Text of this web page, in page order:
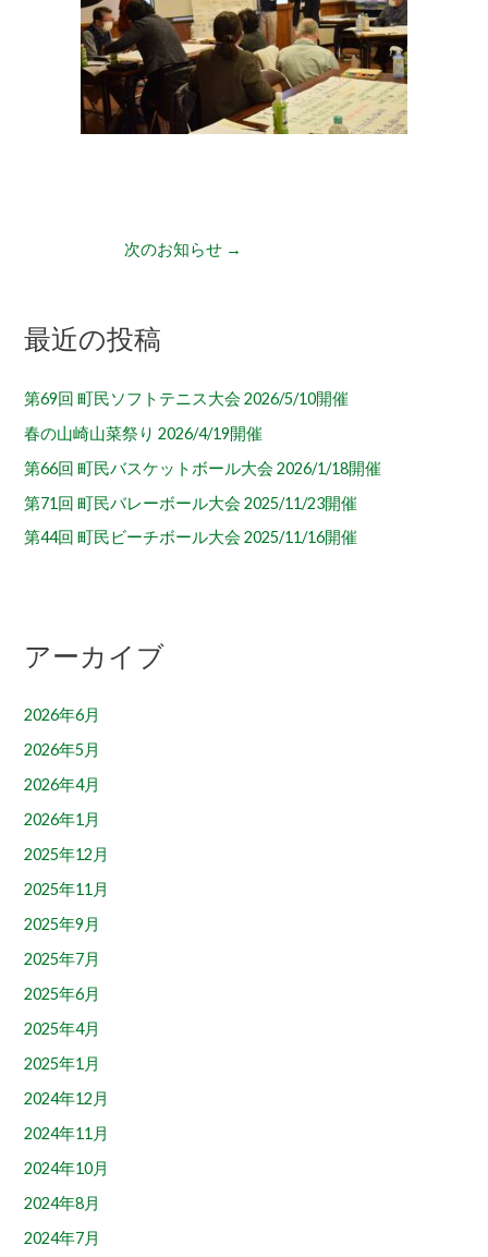
次のお知らせ →
最近の投稿
第69回 町民ソフトテニス大会 2026/5/10開催
春の山崎山菜祭り 2026/4/19開催
第66回 町民バスケットボール大会 2026/1/18開催
第71回 町民バレーボール大会 2025/11/23開催
第44回 町民ビーチボール大会 2025/11/16開催
アーカイブ
2026年6月
2026年5月
2026年4月
2026年1月
2025年12月
2025年11月
2025年9月
2025年7月
2025年6月
2025年4月
2025年1月
2024年12月
2024年11月
2024年10月
2024年8月
2024年7月